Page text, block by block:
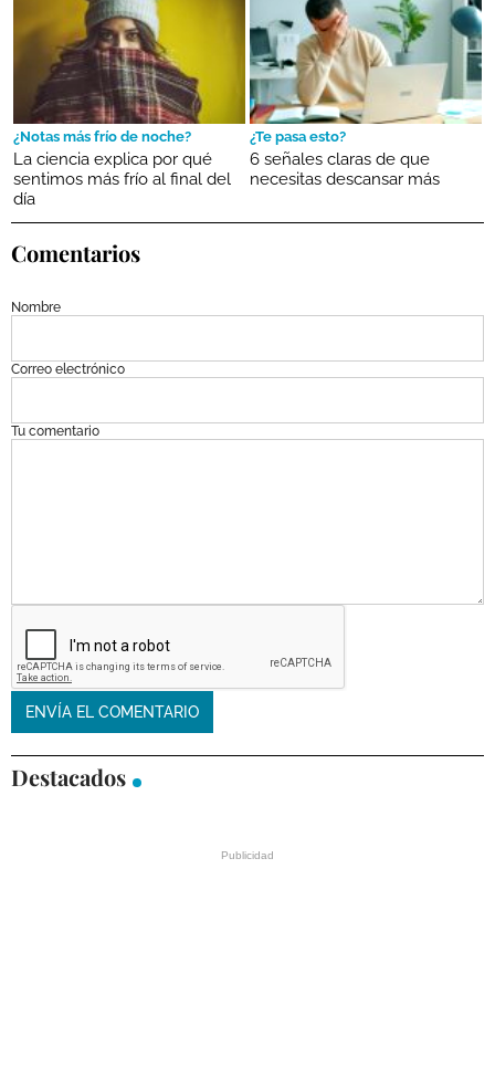
¿Notas más frío de noche?
La ciencia explica por qué
sentimos más frío al final del
día
¿Te pasa esto?
6 señales claras de que
necesitas descansar más
Comentarios
Nombre
Correo electrónico
Tu comentario
Destacados